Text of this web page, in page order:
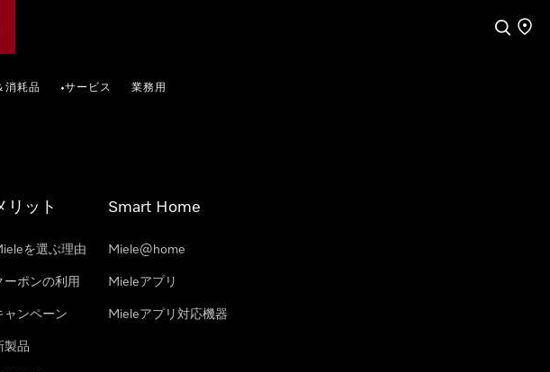
検索 店舗
消耗品 •サービス 業務用
リット
を選ぶ理由
ーポンの利用
ャンペーン
製品
Smart Home
Miele@home
Mieleアプリ
Mieleアプリ対応機器